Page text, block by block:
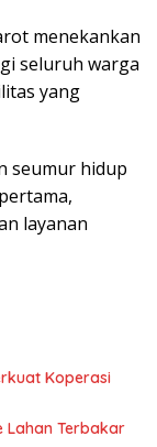
menekankan
seluruh warga
yang
seumur hidup
layanan
Koperasi
Lahan Terbakar